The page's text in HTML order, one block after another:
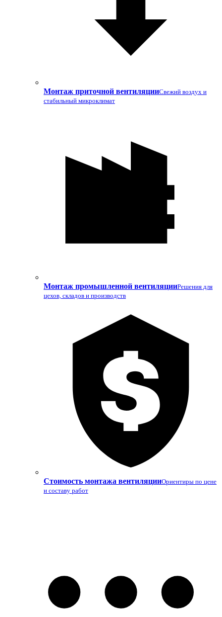
Монтаж приточной вентиляцииСвежий воздух и
стабильный микроклимат
Монтаж промышленной вентиляцииРешения для
цехов, складов и производств
Стоимость монтажа вентиляцииОриентиры по цене
и составу работ